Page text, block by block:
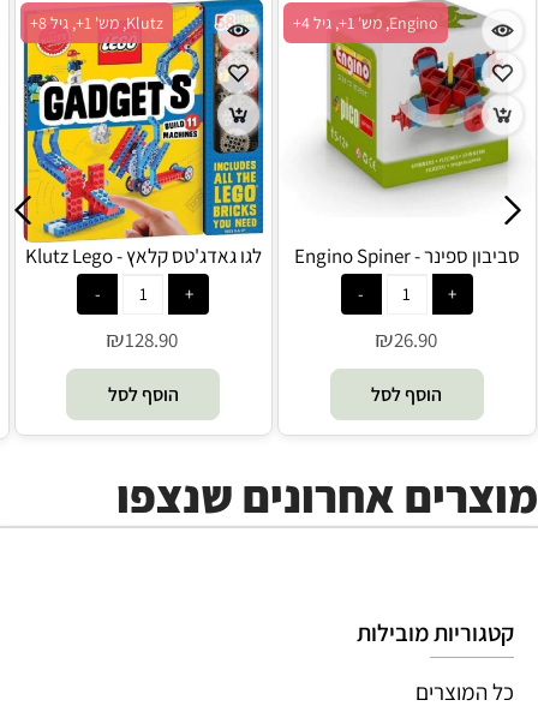
Klutz, מש' 1+, גיל 8+
לגו גאדג'טס קלאץ - Klutz Lego
₪128.90
הוסף לסל
Engino, מש' 1+, גיל 4+
סביבון ספינר - Engino Spiner
₪26.90
הוסף לסל
מוצרים אחרונים שנצפו
קטגוריות מובילות
כל המוצרים